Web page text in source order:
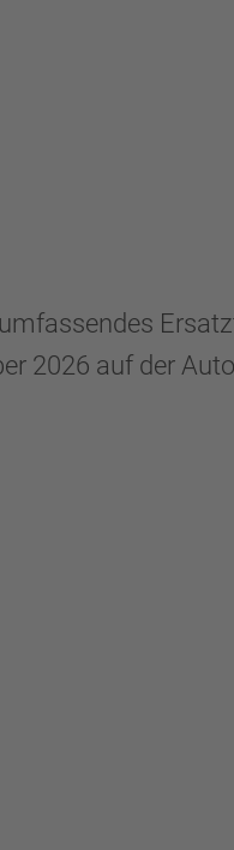
2026 auf der